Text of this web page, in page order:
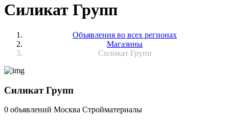
Силикат Групп
Объявления во всех регионах
Магазины
Силикат Групп
Силикат Групп
0 объявлений Москва Стройматериалы